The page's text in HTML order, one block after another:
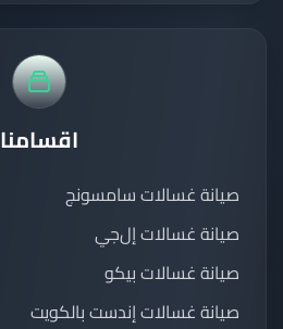
اقسامنا
صيانة غسالات سامسونج
صيانة غسالات إل‌جي
صيانة غسالات بيكو
صيانة غسالات إندست بالكويت